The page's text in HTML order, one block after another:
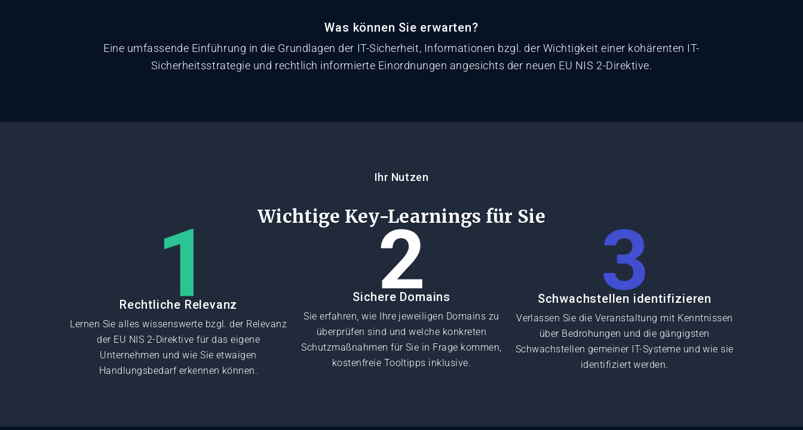
Was können Sie erwarten?
Eine umfassende Einführung in die Grundlagen der IT-Sicherheit, Informationen bzgl. der Wichtigkeit einer kohärenten IT-
Sicherheitsstrategie und rechtlich informierte Einordnungen angesichts der neuen EU NIS 2-Direktive.
Ihr Nutzen
Wichtige Key-Learnings für Sie
Rechtliche Relevanz
Lernen Sie alles wissenswerte bzgl. der Relevanz
der EU NIS 2-Direktive für das eigene
Unternehmen und wie Sie etwaigen
Handlungsbedarf erkennen können.
Sichere Domains
Sie erfahren, wie Ihre jeweiligen Domains zu
überprüfen sind und welche konkreten
Schutzmaßnahmen für Sie in Frage kommen,
kostenfreie Tooltipps inklusive.
Schwachstellen identifizieren
Verlassen Sie die Veranstaltung mit Kenntnissen
über Bedrohungen und die gängigsten
Schwachstellen gemeiner IT-Systeme und wie sie
identifiziert werden.